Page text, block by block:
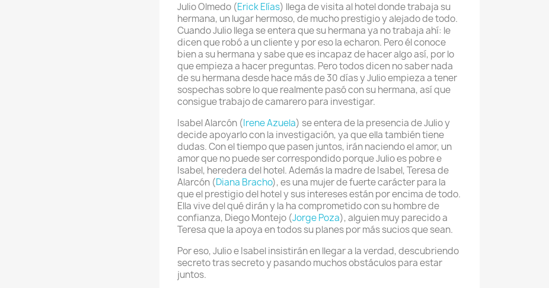
Julio Olmedo (Erick Elías) llega de visita al hotel donde trabaja su
hermana, un lugar hermoso, de mucho prestigio y alejado de todo.
Cuando Julio llega se entera que su hermana ya no trabaja ahí: le
dicen que robó a un cliente y por eso la echaron. Pero él conoce
bien a su hermana y sabe que es incapaz de hacer algo así, por lo
que empieza a hacer preguntas. Pero todos dicen no saber nada
de su hermana desde hace más de 30 días y Julio empieza a tener
sospechas sobre lo que realmente pasó con su hermana, así que
consigue trabajo de camarero para investigar.
Isabel Alarcón (Irene Azuela) se entera de la presencia de Julio y
decide apoyarlo con la investigación, ya que ella también tiene
dudas. Con el tiempo que pasen juntos, irán naciendo el amor, un
amor que no puede ser correspondido porque Julio es pobre e
Isabel, heredera del hotel. Además la madre de Isabel, Teresa de
Alarcón (Diana Bracho), es una mujer de fuerte carácter para la
que el prestigio del hotel y sus intereses están por encima de todo.
Ella vive del qué dirán y la ha comprometido con su hombre de
confianza, Diego Montejo (Jorge Poza), alguien muy parecido a
Teresa que la apoya en todos su planes por más sucios que sean.
Por eso, Julio e Isabel insistirán en llegar a la verdad, descubriendo
secreto tras secreto y pasando muchos obstáculos para estar
juntos.